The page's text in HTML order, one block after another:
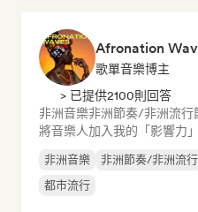
Afronation
歌單音樂博主
> 已提供2100則回答
非洲音樂非洲節奏/非洲流行
將音樂人加入我的「影響力
非洲音樂 非洲節奏/非洲流行
都市流行